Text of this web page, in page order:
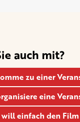
auch mit?
zu einer
eine
will einfach den Film